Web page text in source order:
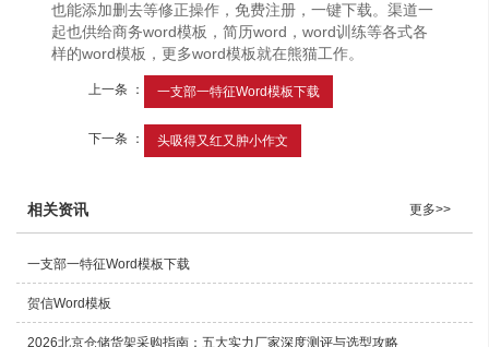
也能添加删去等修正操作，免费注册，一键下载。渠道一
起也供给商务word模板，简历word，word训练等各式各
样的word模板，更多word模板就在熊猫工作。
上一条 ： 一支部一特征Word模板下载
下一条 ： 头吸得又红又肿小作文
相关资讯 更多>>
一支部一特征Word模板下载
贺信Word模板
2026北京仓储货架采购指南：五大实力厂家深度测评与选型攻略